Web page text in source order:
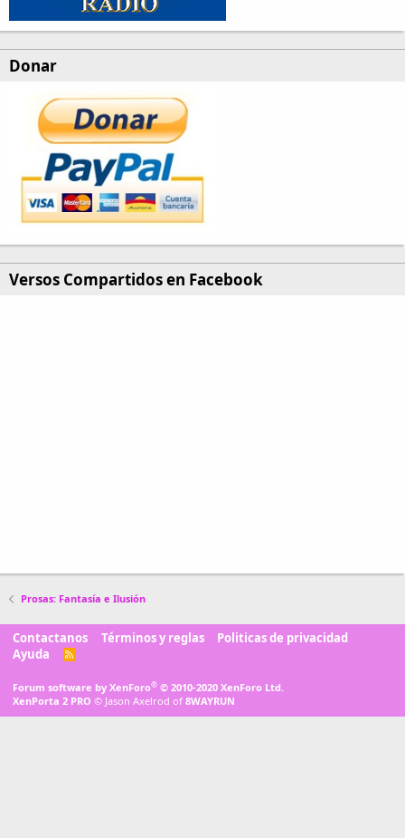
Donar
Versos Compartidos en Facebook
Prosas: Fantasía e Ilusión
Contactanos Términos y reglas
Politicas de privacidad
Ayuda
R
Forum software by XenForo® © 2010-2020 XenForo Ltd.
XenPorta 2 PRO © Jason Axelrod of 8WAYRUN